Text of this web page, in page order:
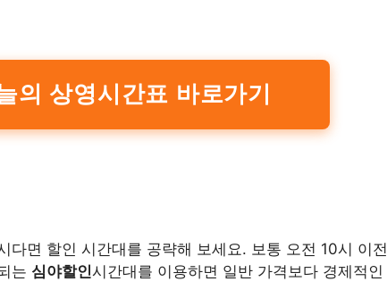
의 상영시간표 바로가기
다면 할인 시간대를 공략해 보세요. 보통 오전 10시 이전
는 심야할인시간대를 이용하면 일반 가격보다 경제적인